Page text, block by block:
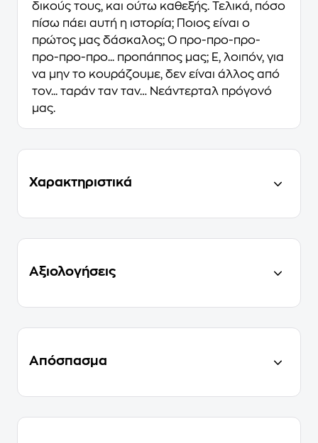
δικούς τους, και ούτω καθεξής. Τελικά, πόσο
πίσω πάει αυτή η ιστορία; Ποιος είναι ο
πρώτος μας δάσκαλος; Ο προ-προ-προ-
προ-προ-προ... προπάππος μας; Ε, λοιπόν, για
να μην το κουράζουμε, δεν είναι άλλος από
τον... ταράν ταν ταν… Νεάντερταλ πρόγονό
μας.
Χαρακτηριστικά
Αξιολογήσεις
Απόσπασμα